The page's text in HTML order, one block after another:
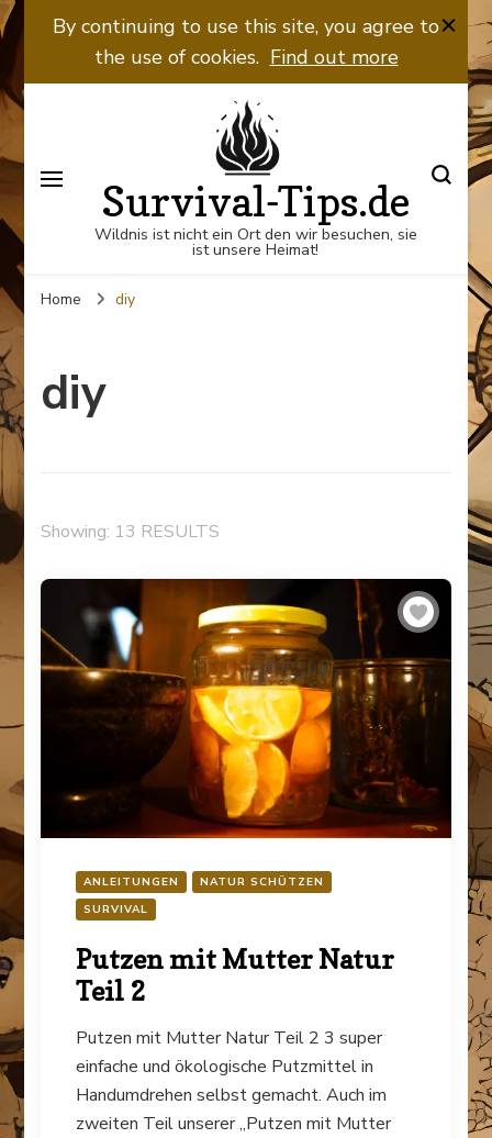
By continuing to use this site, you agree to
the use of cookies. Find out more
Survival-Tips.de
Wildnis ist nicht ein Ort den wir besuchen, sie
ist unsere Heimat!
Home diy
diy
Showing: 13 RESULTS
ANLEITUNGEN
NATUR SCHÜTZEN
SURVIVAL
Putzen mit Mutter Natur
Teil 2
Putzen mit Mutter Natur Teil 2 3 super
einfache und ökologische Putzmittel in
Handumdrehen selbst gemacht. Auch im
zweiten Teil unserer „Putzen mit Mutter